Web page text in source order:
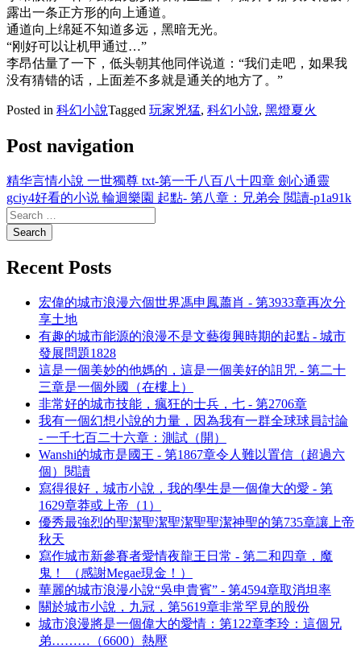
露出一条正方形的向上通道。
通道向上绵延不知道多远，黑暗无光。
“刚好可以让机甲通过…”
李昂估量了一下，低头朝其他同伴说道：“我们走吧，如果我
没有猜错的话，上面差不多就是通关的地方了。”
Posted in 科幻小說Tagged 玩家兇猛, 科幻小說, 黑燈夏火
Post navigation
精华言情小說 一世獨尊 txt-第一千八百八十四章 劍心通靈
gciy4好看的小说 輪迴樂園 起點- 第八章：兄弟会 閲讀-p1a91k
Recent Posts
宏偉的城市浪漫六個世界馮申鳳蕭肖 - 第3933章再次分
享土地
有趣的城市能源的浪漫不是文藝復興時期的起點 - 城市
發展問題1828
這是一個美妙的他媽的，這是一個美好的詛咒 - 第二十
三章是一個外國（在樓上）
非常好的城市技能，瘋狂的士兵，七 - 第2706章
我有一個幻想小說的力量，因為我有一群全球球員討論
- 一千七百二十六章：測試（開）
Wanshi的城市是國王 - 第1867章令人難以置信（超過六
個）閱讀
寫得很好，城市小說，我的學生是一個偉大的愛 - 第
1629章莽或上帝（1）
優秀最強烈的聖潔聖潔聖潔聖聖潔神聖的第735章讓上帝
秋天
寫作城市新參賽者愛情夜龍王日常 - 第二和四章，魔
鬼！ （感謝Megae現金！）
華麗的城市浪漫小說“吳申貴賓” - 第4594章取消坦率
關於城市小說，九冠，第5619章非常罕見的股份
城市浪漫將是一個偉大的愛情：第122章李玲：這個兄
弟………（6600）熱壓